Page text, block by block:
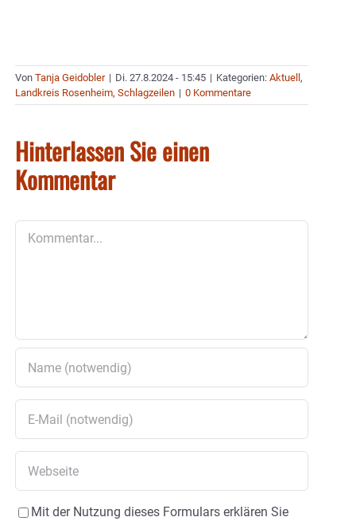
Von Tanja Geidobler | Di. 27.8.2024 - 15:45 | Kategorien: Aktuell ,
Landkreis Rosenheim, Schlagzeilen | 0 Kommentare
Hinterlassen Sie einen
Kommentar
Mit der Nutzung dieses Formulars erklären Sie